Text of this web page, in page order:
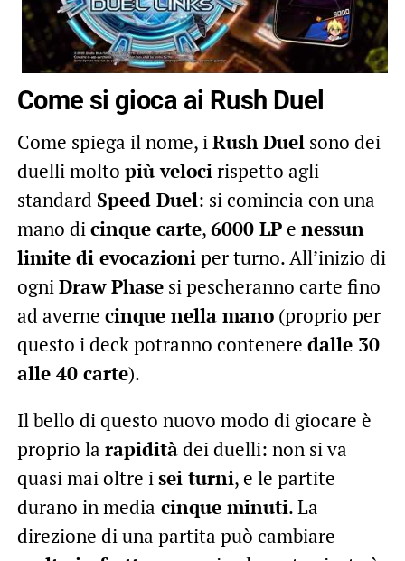
Come si gioca ai Rush Duel
Come spiega il nome, iRush Duelsono dei
duelli molto più velocirispetto agli
standard Speed Duel: si comincia con una
mano dicinque carte,6000 LPe nessun
limite di evocazioniper turno. All’inizio di
ogniDraw Phasesi pescheranno carte fino
ad averne cinque nella mano(proprio per
questo i deck potranno contenere dalle 30
alle 40 carte).
Il bello di questo nuovo modo di giocare è
proprio la rapiditàdei duelli: non si va
quasi mai oltre isei turni, e le partite
durano in media cinque minuti. La
direzione di una partita può cambiare